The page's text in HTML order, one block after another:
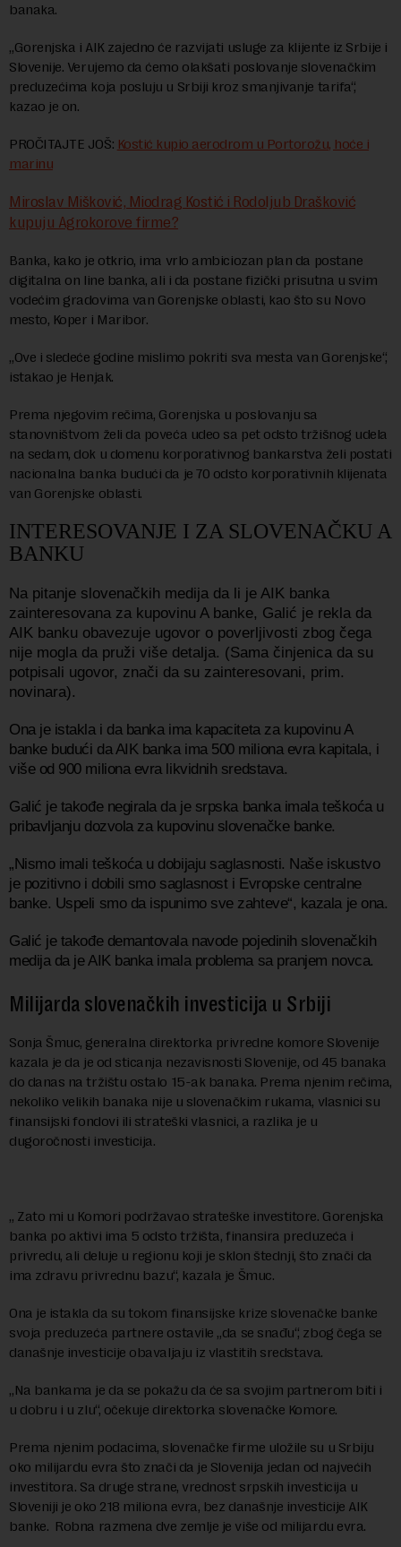
banaka.
„Gorenjska i AIK zajedno će razvijati usluge za klijente iz Srbije i
Slovenije. Verujemo da ćemo olakšati poslovanje slovenačkim
preduzećima koja posluju u Srbiji kroz smanjivanje tarifa“,
kazao je on.
PROČITAJTE JOŠ: Kostić kupio aerodrom u Portorožu, hoće i
marinu
Miroslav Mišković, Miodrag Kostić i Rodoljub Drašković
kupuju Agrokorove firme?
Banka, kako je otkrio, ima vrlo ambiciozan plan da postane
digitalna on line banka, ali i da postane fizički prisutna u svim
vodećim gradovima van Gorenjske oblasti, kao što su Novo
mesto, Koper i Maribor.
„Ove i sledeće godine mislimo pokriti sva mesta van Gorenjske“,
istakao je Henjak.
Prema njegovim rečima, Gorenjska u poslovanju sa
stanovništvom želi da poveća udeo sa pet odsto tržišnog udela
na sedam, dok u domenu korporativnog bankarstva želi postati
nacionalna banka budući da je 70 odsto korporativnih klijenata
van Gorenjske oblasti.
INTERESOVANJE I ZA SLOVENAČKU A
BANKU
Na pitanje slovenačkih medija da li je AIK banka
zainteresovana za kupovinu A banke, Galić je rekla da
AIK banku obavezuje ugovor o poverljivosti zbog čega
nije mogla da pruži više detalja. (Sama činjenica da su
potpisali ugovor, znači da su zainteresovani, prim.
novinara).
Ona je istakla i da banka ima kapaciteta za kupovinu A
banke budući da AIK banka ima 500 miliona evra kapitala, i
više od 900 miliona evra likvidnih sredstava.
Galić je takođe negirala da je srpska banka imala teškoća u
pribavljanju dozvola za kupovinu slovenačke banke.
„Nismo imali teškoća u dobijaju saglasnosti. Naše iskustvo
je pozitivno i dobili smo saglasnost i Evropske centralne
banke. Uspeli smo da ispunimo sve zahteve“, kazala je ona.
Galić je takođe demantovala navode pojedinih slovenačkih
medija da je AIK banka imala problema sa pranjem novca.
Milijarda slovenačkih investicija u Srbiji
Sonja Šmuc, generalna direktorka privredne komore Slovenije
kazala je da je od sticanja nezavisnosti Slovenije, od 45 banaka
do danas na tržištu ostalo 15-ak banaka. Prema njenim rečima,
nekoliko velikih banaka nije u slovenačkim rukama, vlasnici su
finansijski fondovi ili strateški vlasnici, a razlika je u
dugoročnosti investicija.
„ Zato mi u Komori podržavao strateške investitore. Gorenjska
banka po aktivi ima 5 odsto tržišta, finansira preduzeća i
privredu, ali deluje u regionu koji je sklon štednji, što znači da
ima zdravu privrednu bazu“, kazala je Šmuc.
Ona je istakla da su tokom finansijske krize slovenačke banke
svoja preduzeća partnere ostavile „da se snađu“, zbog čega se
današnje investicije obavaljaju iz vlastitih sredstava.
„Na bankama je da se pokažu da će sa svojim partnerom biti i
u dobru i u zlu“, očekuje direktorka slovenačke Komore.
Prema njenim podacima, slovenačke firme uložile su u Srbiju
oko milijardu evra što znači da je Slovenija jedan od najvećih
investitora. Sa druge strane, vrednost srpskih investicija u
Sloveniji je oko 218 miliona evra, bez današnje investicije AIK
banke. Robna razmena dve zemlje je više od milijardu evra.